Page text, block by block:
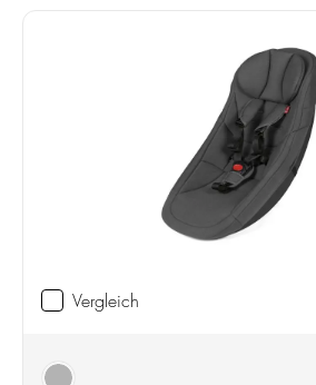
Vergleich